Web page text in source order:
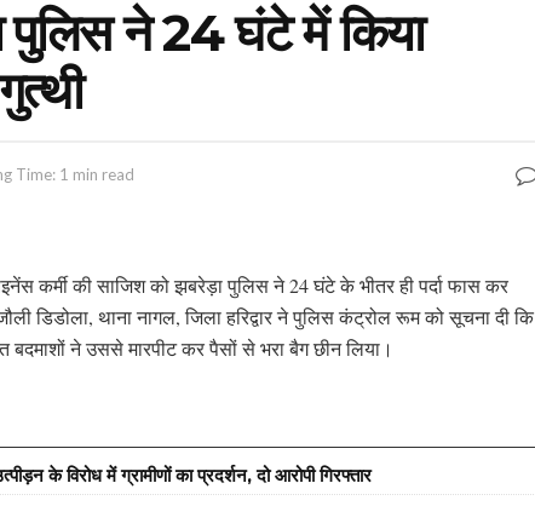
ने 24 घंटे में किया
Time: 1 min read
कर्मी की साजिश को झबरेड़ा पुलिस ने 24 घंटे के भीतर ही पर्दा फास कर
डिडोला, थाना नागल, जिला हरिद्वार ने पुलिस कंट्रोल रूम को सूचना दी कि
बदमाशों ने उससे मारपीट कर पैसों से भरा बैग छीन लिया।
के विरोध में ग्रामीणों का प्रदर्शन, दो आरोपी गिरफ्तार